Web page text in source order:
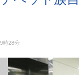
時28分